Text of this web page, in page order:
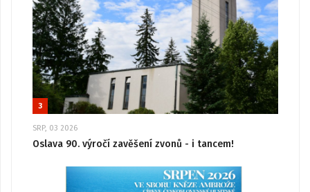
3
SRP, 03 2026
Oslava 90. výročí zavěšení zvonů - i tancem!